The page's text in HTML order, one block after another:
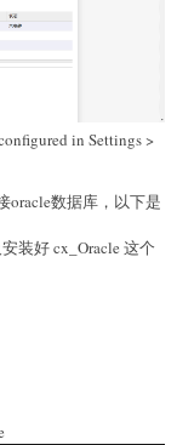
in Settings >
oracle数据库，以下是
装好 cx_Oracle 这个